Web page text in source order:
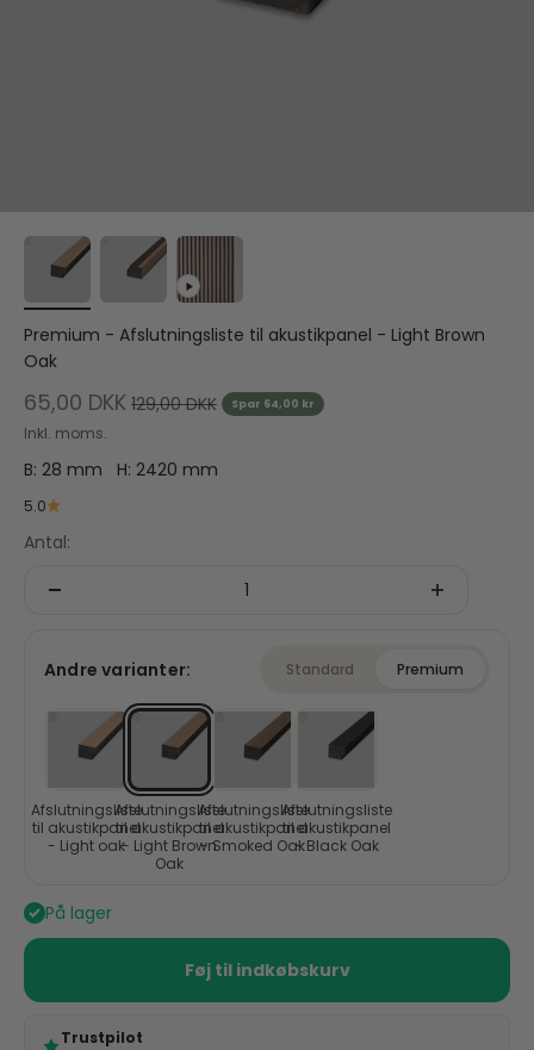
Premium - Afslutningsliste til akustikpanel - Light Brown
Oak
Salgspris
65,00 DKK Normalpris
129,00 DKK Spar 64,00 kr
Inkl. moms.
B: 28 mm H: 2420 mm
5.0
Antal:
Andre varianter: Standard Premium
Afslutningsliste
til akustikpanel
- Light oak
Afslutningsliste
til akustikpanel
- Light Brown
Oak
Afslutningsliste
til akustikpanel
- Smoked Oak
Afslutningsliste
til akustikpanel
- Black Oak
På lager
Føj til indkøbskurv
Trustpilot